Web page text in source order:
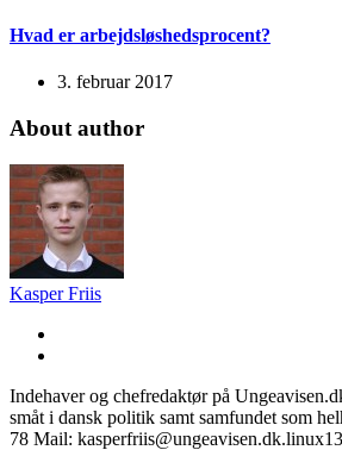
Hvad er arbejdsløshedsprocent?
3. februar 2017
About author
Kasper Friis
Indehaver og chefredaktør på
småt i dansk politik samt samfundet som
78 Mail: